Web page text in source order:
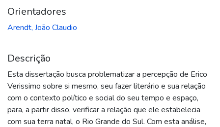
Orientadores
Arendt, João Claudio
Descrição
Esta dissertação busca problematizar a percepção de Erico
Verissimo sobre si mesmo, seu fazer literário e sua relação
com o contexto político e social do seu tempo e espaço,
para, a partir disso, verificar a relação que ele estabelecia
com sua terra natal, o Rio Grande do Sul. Com esta análise,